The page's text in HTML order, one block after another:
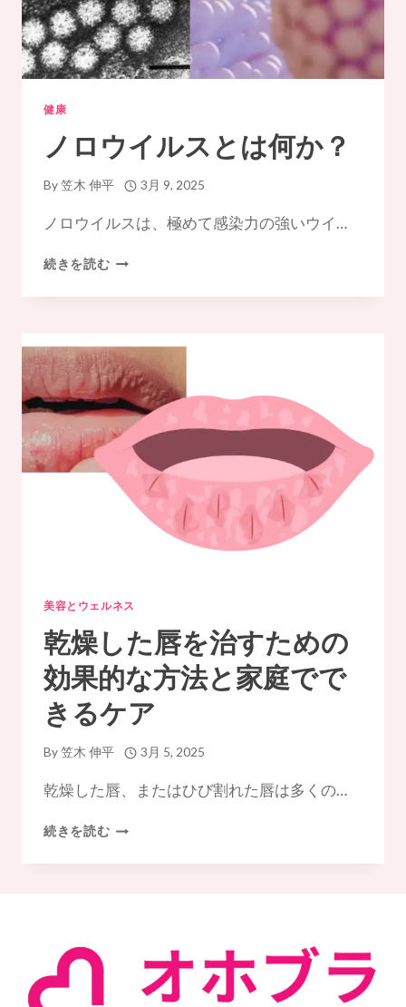
健康
ノロウイルスとは何か？
By笠木 伸平 3月 9, 2025
ノロウイルスは、極めて感染力の強いウイ…
続きを読むノ
ウ
ス
と
は
何
か？
美容とウェルネス
乾燥した唇を治すための
効果的な方法と家庭でで
きるケア
By笠木 伸平 3月 5, 2025
乾燥した唇、またはひび割れた唇は多くの…
続きを読む乾
し